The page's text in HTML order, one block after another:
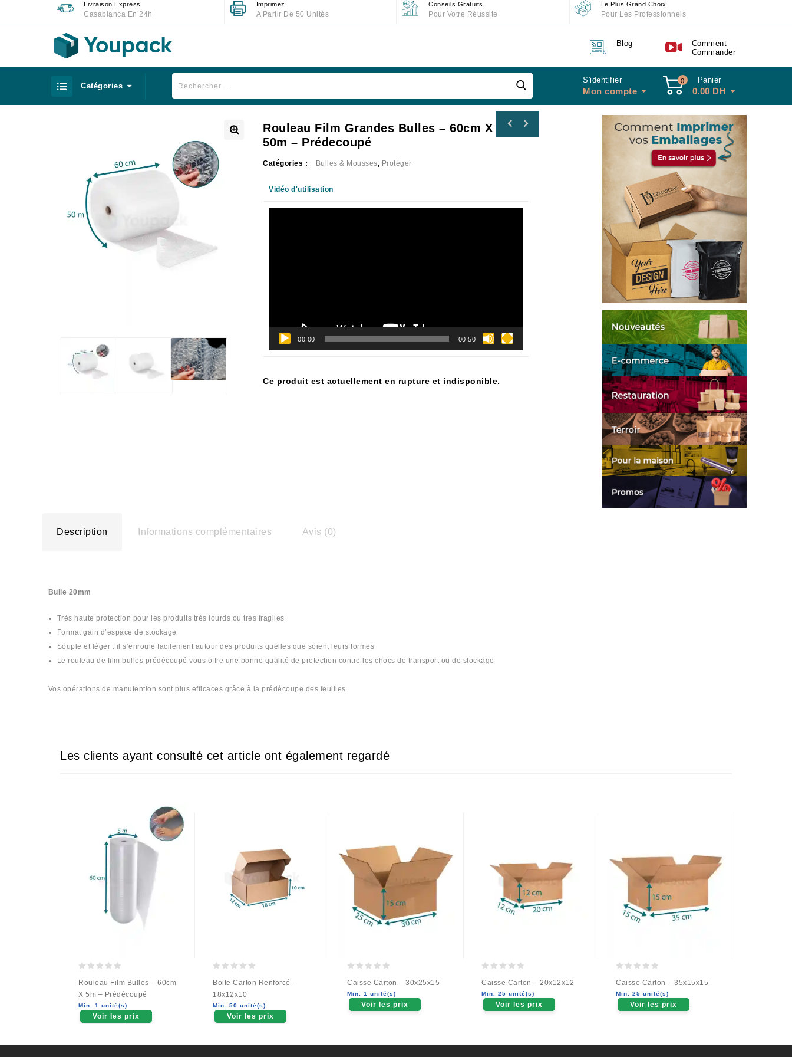
Livraison Express
Casablanca En 24h
Imprimez
A Partir De 50 Unités
Conseils Gratuits
Pour Votre Réussite
Le Plus Grand Choix
Pour Les Professionnels
Blog
Comment
Commander
Catégories
S'identifier
Mon compte
0 Panier
0.00 DH
Rouleau Film Grandes Bulles – 60cm X
50m – Prédecoupé
Catégories : Bulles & Mousses, Protéger
Vidéo d'utilisation
00:00 00:50
Ce produit est actuellement en rupture et indisponible.
Description Informations complémentaires Avis (0)
Bulle 20mm
Très haute protection pour les produits très lourds ou très fragiles
Format gain d’espace de stockage
Souple et léger : il s’enroule facilement autour des produits quelles que soient leurs formes
Le rouleau de film bulles prédécoupé vous offre une bonne qualité de protection contre les chocs de transport ou de stockage
Vos opérations de manutention sont plus efficaces grâce à la prédécoupe des feuilles
Les clients ayant consulté cet article ont également regardé
out
of
5
Rouleau Film Bulles – 60cm
X 5m – Prédécoupé
Min. 1 unité(s)
Voir les prix
out
of
5
Boite Carton Renforcé –
18x12x10
Min. 50 unité(s)
Voir les prix
out
of
5
Caisse Carton – 30x25x15
Min. 1 unité(s)
Voir les prix
out
of
5
Caisse Carton – 20x12x12
Min. 25 unité(s)
Voir les prix
out
of
5
Caisse Carton – 35x15x15
Min. 25 unité(s)
Voir les prix